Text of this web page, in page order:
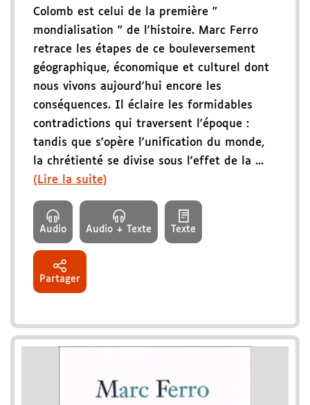
Colomb est celui de la première "
mondialisation " de l'histoire. Marc Ferro
retrace les étapes de ce bouleversement
géographique, économique et culturel dont
nous vivons aujourd'hui encore les
conséquences. Il éclaire les formidables
contradictions qui traversent l'époque :
tandis que s'opère l'unification du monde,
la chrétienté se divise sous l'effet de la ...
(Lire la suite)
Audio Audio + Texte Texte
Partager